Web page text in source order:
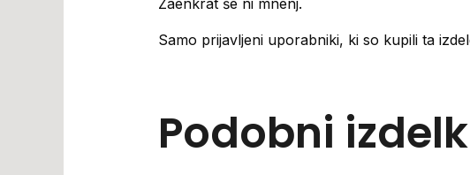
Samo prijavljeni uporabniki, ki so kupili ta
Podobni